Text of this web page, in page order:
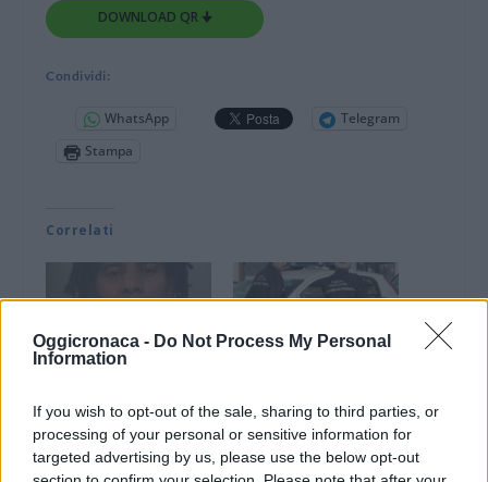
Oggicronaca - Do Not Process My Personal
Information
If you wish to opt-out of the sale, sharing to third parties, or
processing of your personal or sensitive information for
targeted advertising by us, please use the below opt-out
DOWNLOAD QR 🠋
Condividi:
WhatsApp
Telegram
Stampa
Correlati
Novi Ligure,
viale Saffi, arrestato
un uomo. Grave la
vittima
dai Vigili urbani
4 Aprile 2018
In "Novi-Acqui-Ovada"